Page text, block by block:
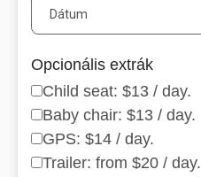
Opcionális extrák
Child seat: $13 / day.
Baby chair: $13 / day.
GPS: $14 / day.
Trailer: from $20 / day.